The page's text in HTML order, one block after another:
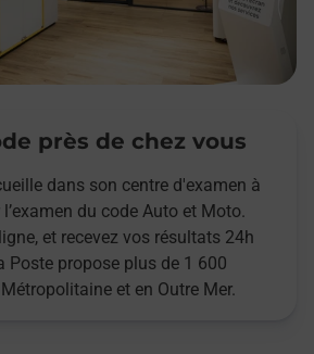
près de chez vous
dans son centre d'examen à
du code Auto et Moto.
et recevez vos résultats 24h
Poste propose plus de 1 600
et en Outre Mer.